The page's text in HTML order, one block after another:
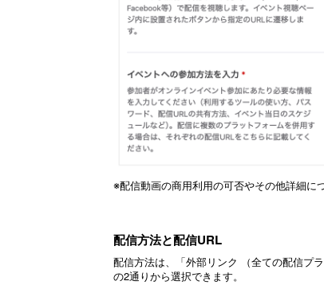
※配信動画の商用利用の可否やその他詳細に
配信方法と配信URL
配信方法は、「外部リンク （全ての配信プ
の2通りから選択できます。